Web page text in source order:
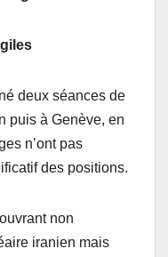
deux séances de
puis à Genève, en
n’ont pas
des positions.
non
iranien mais